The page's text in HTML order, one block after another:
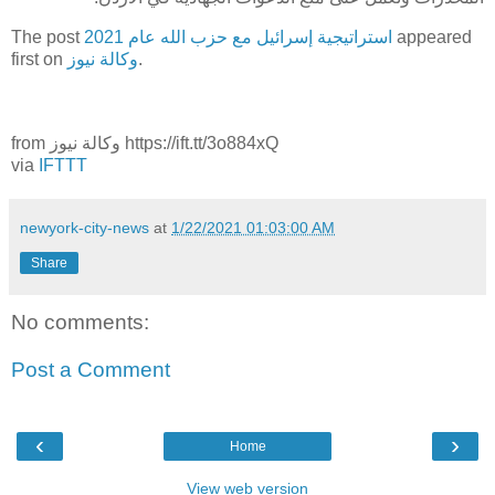
The post استراتيجية إسرائيل مع حزب الله عام 2021 appeared
first on وكالة نيوز.
from وكالة نيوز https://ift.tt/3o884xQ
via
IFTTT
newyork-city-news at 1/22/2021 01:03:00 AM
Share
No comments:
Post a Comment
‹ ›
Home
View web version